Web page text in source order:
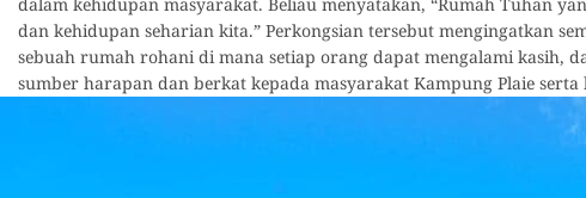
dan kehidupan seharian kita.” Perkongsian tersebut mengingatkan
sebuah rumah rohani di mana setiap orang dapat mengalami kasih,
sumber harapan dan berkat kepada masyarakat Kampung Plaie serta